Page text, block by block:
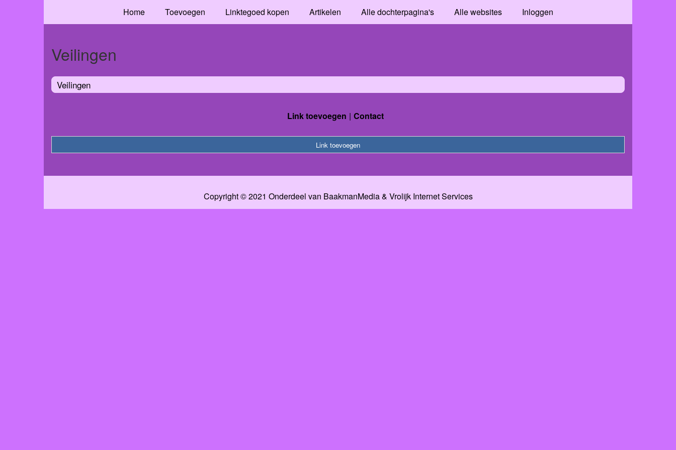
Home Toevoegen Linktegoed kopen Artikelen Alle dochterpagina's Alle websites Inloggen
Veilingen
Veilingen
Link toevoegen Contact
Link toevoegen
Copyright © 2021 Onderdeel van BaakmanMedia& Vrolijk Internet Services